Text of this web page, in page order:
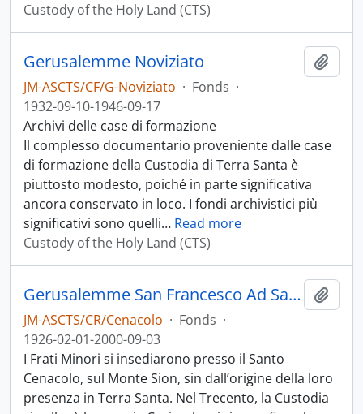
Custody of the Holy Land (CTS)
Gerusalemme Noviziato
JM-ASCTS/CF/G-Noviziato · Fonds ·
1932-09-10-1946-09-17
Archivi delle case di formazione
Il complesso documentario proveniente dalle case
di formazione della Custodia di Terra Santa è
piuttosto modesto, poiché in parte significativa
ancora conservato in loco. I fondi archivistici più
significativi sono quelli… Read more
Custody of the Holy Land (CTS)
Gerusalemme San Francesco Ad San Cenaculum
JM-ASCTS/CR/Cenacolo · Fonds ·
1926-02-01-2000-09-03
I Frati Minori si insediarono presso il Santo
Cenacolo, sul Monte Sion, sin dall’origine della loro
presenza in Terra Santa. Nel Trecento, la Custodia